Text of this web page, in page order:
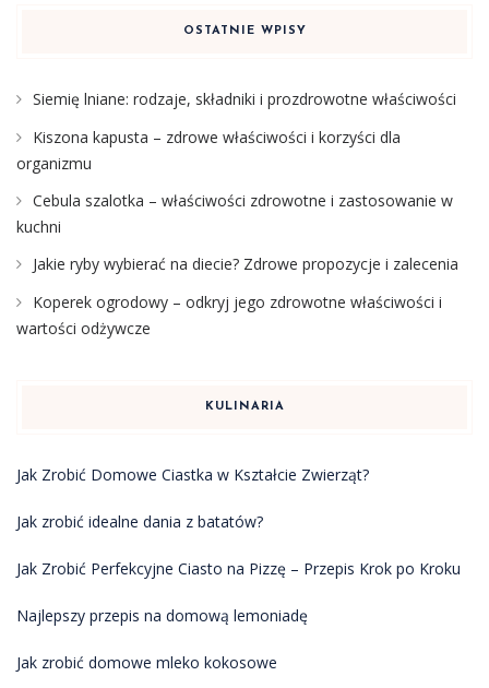
OSTATNIE WPISY
Siemię lniane: rodzaje, składniki i prozdrowotne właściwości
Kiszona kapusta – zdrowe właściwości i korzyści dla
organizmu
Cebula szalotka – właściwości zdrowotne i zastosowanie w
kuchni
Jakie ryby wybierać na diecie? Zdrowe propozycje i zalecenia
Koperek ogrodowy – odkryj jego zdrowotne właściwości i
wartości odżywcze
KULINARIA
Jak Zrobić Domowe Ciastka w Kształcie Zwierząt?
Jak zrobić idealne dania z batatów?
Jak Zrobić Perfekcyjne Ciasto na Pizzę – Przepis Krok po Kroku
Najlepszy przepis na domową lemoniadę
Jak zrobić domowe mleko kokosowe